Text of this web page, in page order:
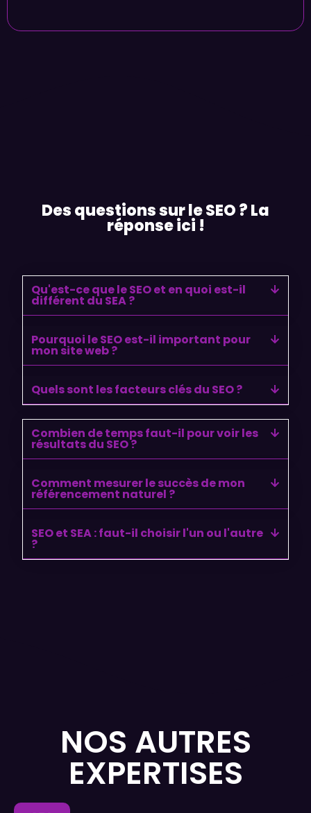
Des questions sur le SEO ? La
réponse ici !
Qu'est-ce que le SEO et en quoi est-il
différent du SEA ?
Pourquoi le SEO est-il important pour
mon site web ?
Quels sont les facteurs clés du SEO ?
Combien de temps faut-il pour voir les
résultats du SEO ?
Comment mesurer le succès de mon
référencement naturel ?
SEO et SEA : faut-il choisir l'un ou l'autre
?
NOS AUTRES
EXPERTISES